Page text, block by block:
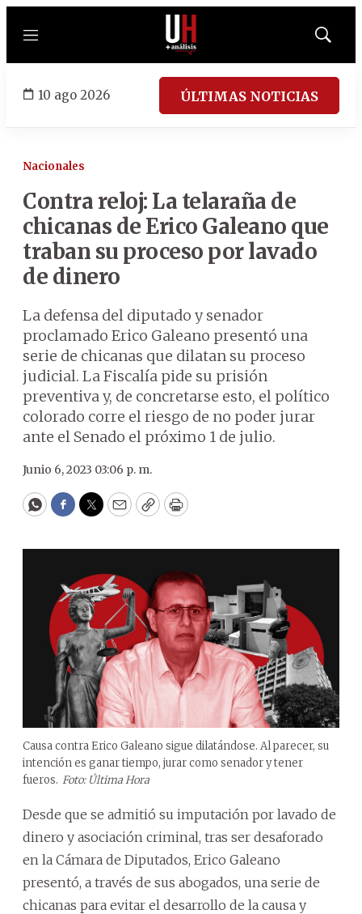
Menú
Mostrar
10 ago 2026 ÚLTIMAS NOTICIAS
Nacionales
Contra reloj: La telaraña de
chicanas de Erico Galeano que
traban su proceso por lavado
de dinero
La defensa del diputado y senador
proclamado Erico Galeano presentó una
serie de chicanas que dilatan su proceso
judicial. La Fiscalía pide su prisión
preventiva y, de concretarse esto, el político
colorado corre el riesgo de no poder jurar
ante el Senado el próximo 1 de julio.
Junio 6, 2023 03:06 p. m.
WhatsApp
Facebook
Twitter
EmailCopyPrint
Causa contra Erico Galeano sigue dilatándose. Al parecer, su
intención es ganar tiempo, jurar como senador y tener
fueros. Foto: Última Hora
Desde que se admitió su imputación por lavado de
dinero y asociación criminal, tras ser desaforado
en la Cámara de Diputados, Erico Galeano
presentó, a través de sus abogados, una serie de
chicanas para evitar el desarrollo de la causa y